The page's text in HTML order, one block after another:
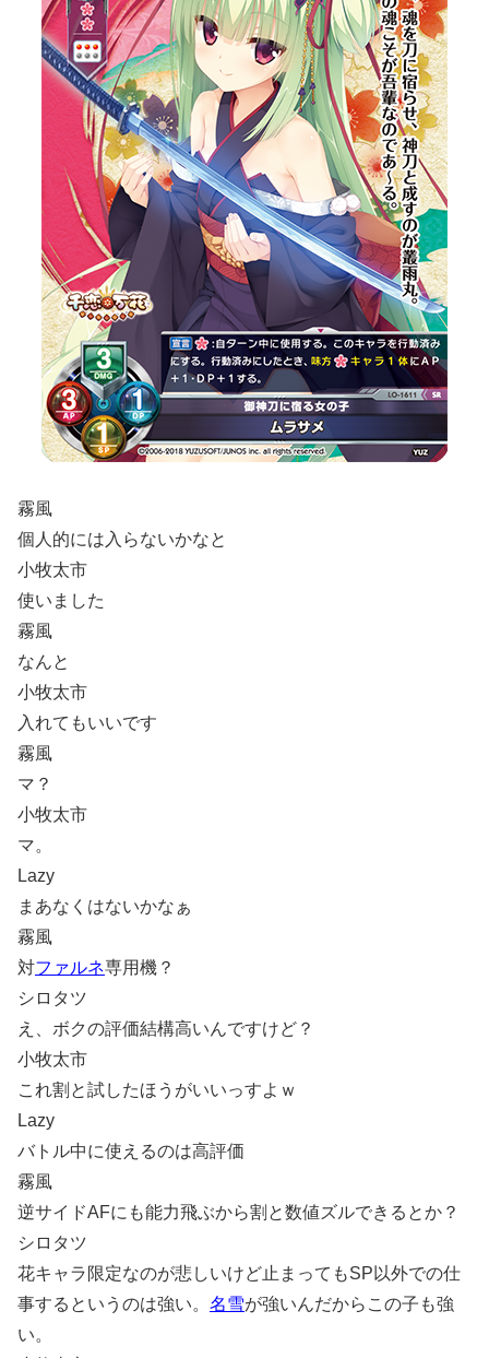
霧風
個人的には入らないかなと
小牧太市
使いました
霧風
なんと
小牧太市
入れてもいいです
霧風
マ？
小牧太市
マ。
Lazy
まあなくはないかなぁ
霧風
対ファルネ専用機？
シロタツ
え、ボクの評価結構高いんですけど？
小牧太市
これ割と試したほうがいいっすよｗ
Lazy
バトル中に使えるのは高評価
霧風
逆サイドAFにも能力飛ぶから割と数値ズルできるとか？
シロタツ
花キャラ限定なのが悲しいけど止まってもSP以外での仕
事するというのは強い。 名雪が強いんだからこの子も強
い。